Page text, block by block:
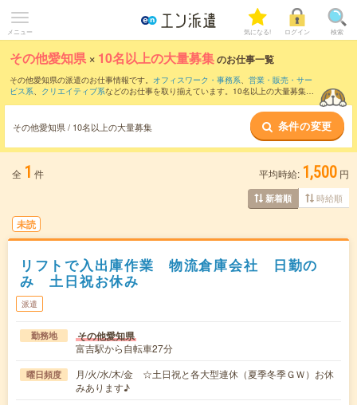
メニュー 気になる! ログイン 検索
その他愛知県 × 10名以上の大量募集のお仕事一覧
その他愛知県の派遣のお仕事情報です。 オフィスワーク・事務系、 営業・販売・サー
ビス系、 クリエイティブ系などのお仕事を取り揃えています。10名以上の大量募集の
その他愛知県 / 10名以上の大量募集 条件の変更
全 1 件 平均時給: 1,500 円
新着順 時給順
未読
リフトで入出庫作業 物流倉庫会社 日勤の
み 土日祝お休み
派遣
勤務地 その他愛知県
富吉駅から自転車27分
曜日頻度
月/火/水/木/金 ☆土日祝と各大型連休（夏季冬季ＧＷ）お休
みあります♪